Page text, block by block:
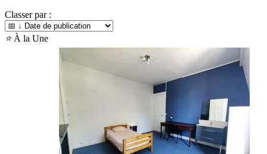
Classer par :
⭐À la Une